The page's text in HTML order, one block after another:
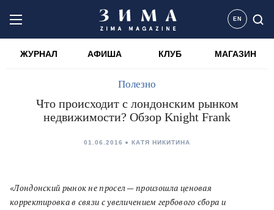
EN
ЖУРНАЛ АФИША КЛУБ МАГАЗИН
Полезно
Что происходит с лондонским рынком
недвижимости? Обзор Knight Frank
01.06.2016 КАТЯ НИКИТИНА
«Лондонский рынок не просел — произошла ценовая
корректировка в связи с увеличением гербового сбора и